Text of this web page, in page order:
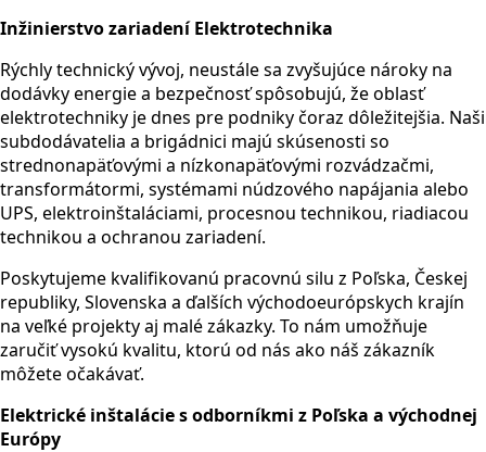
Inžinierstvo zariadení Elektrotechnika
Rýchly technický vývoj, neustále sa zvyšujúce nároky na
dodávky energie a bezpečnosť spôsobujú, že oblasť
elektrotechniky je dnes pre podniky čoraz dôležitejšia. Naši
subdodávatelia a brigádnici majú skúsenosti so
strednonapäťovými a nízkonapäťovými rozvádzačmi,
transformátormi, systémami núdzového napájania alebo
UPS, elektroinštaláciami, procesnou technikou, riadiacou
technikou a ochranou zariadení.
Poskytujeme kvalifikovanú pracovnú silu z Poľska, Českej
republiky, Slovenska a ďalších východoeurópskych krajín
na veľké projekty aj malé zákazky. To nám umožňuje
zaručiť vysokú kvalitu, ktorú od nás ako náš zákazník
môžete očakávať.
Elektrické inštalácie s odborníkmi z Poľska a východnej
Európy